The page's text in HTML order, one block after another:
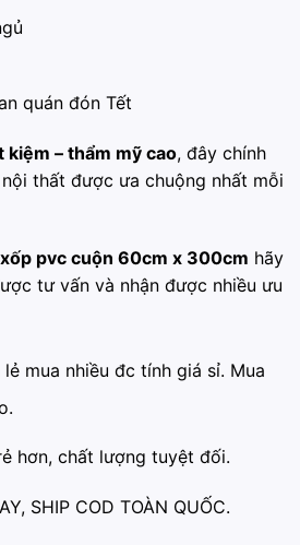
quán đón Tết
kiệm – thẩm mỹ cao, đây chính
thất được ưa chuộng nhất mỗi
xốp pvc cuộn 60cm x 300cm hãy
tư vấn và nhận được nhiều ưu
lẻ mua nhiều đc tính giá sỉ. Mua
hơn, chất lượng tuyệt đối.
SHIP COD TOÀN QUỐC.